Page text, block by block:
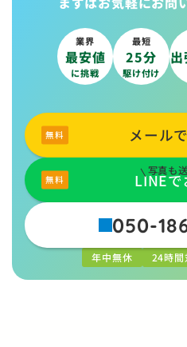
業界
最安値
に挑戦
最短
25分
駆け付け
メール
写真も
LINEで
050-
年中無休 24時間